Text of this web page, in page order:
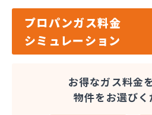
プロパンガス料金
シミュレーション
お得なガス料金
物件をお選びく